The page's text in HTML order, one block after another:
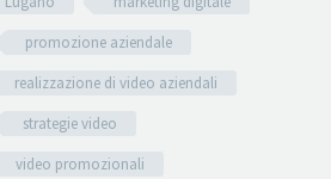
promozione aziendale
realizzazione di video aziendali
strategie video
video promozionali